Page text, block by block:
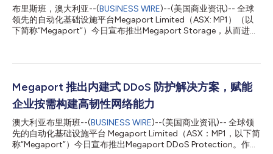
布里斯班，澳大利亚--(BUSINESS WIRE)--(美国商业资讯)-- 全球
领先的自动化基础设施平台Megaport Limited（ASX: MP1）（以
下简称“Megaport”）今日宣布推出Megaport Storage，从而进一
和Latitude.sh 计算平台中，为企业提供了一个涵盖IT基础设施三
发展历程中的重要里程碑，无论客户在何地开展运营，都能获得可
预测的成本、无缝的可扩展性以及直接的数据访问。 Megaport首
席执行官Michael Reid表示，“随着Megaport Storage的推出，我
们不再仅仅是连接您的云服务；我们正在为其提供基础架构。通过
将存储需求与我们全球生态系统中的工作负载要求直接对接，我们
既保留了专用基础设施的性能优势，又兼具了客户对云服务所期待
的可扩展性和灵活性。随着人工智能、边缘计算及高性能工作负载
Megaport 推出内建式 DDoS 防护解决方案，赋能
企业按需构建高韧性网络能力
澳大利亚布里斯班--(BUSINESS WIRE)--(美国商业资讯)-- 全球领
先的自动化基础设施平台 Megaport Limited（ASX：MP1，以下简
称“Megaport”）今日宣布推出Megaport DDoS Protection。作为